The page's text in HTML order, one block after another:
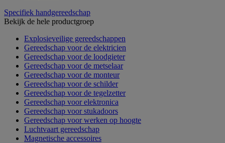
Specifiek handgereedschap
Bekijk de hele productgroep
Explosieveilige gereedschappen
Gereedschap voor de elektricien
Gereedschap voor de loodgieter
Gereedschap voor de metselaar
Gereedschap voor de monteur
Gereedschap voor de schilder
Gereedschap voor de tegelzetter
Gereedschap voor elektronica
Gereedschap voor stukadoors
Gereedschap voor werken op hoogte
Luchtvaart gereedschap
Magnetische accessoires